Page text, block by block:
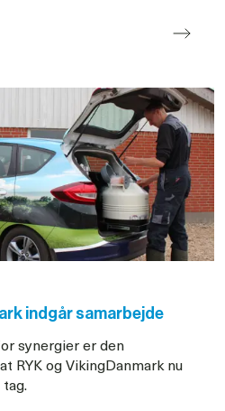
indgår samarbejde
synergier er den
RYK og VikingDanmark nu